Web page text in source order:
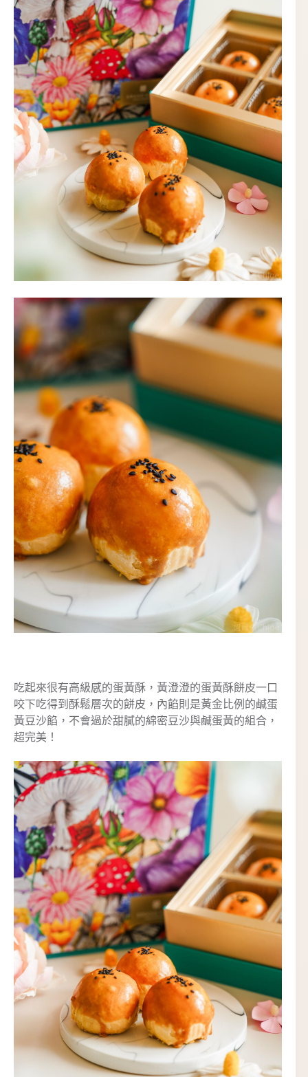
吃起來很有高級感的蛋黃酥，黃澄澄的蛋黃酥餅皮一口
咬下吃得到酥鬆層次的餅皮，內餡則是黃金比例的鹹蛋
黃豆沙餡，不會過於甜膩的綿密豆沙與鹹蛋黃的組合，
超完美！